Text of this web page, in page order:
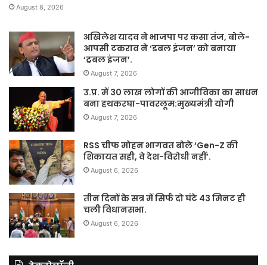
August 8, 2026
अखिलेश यादव ने भाजपा पर कसा तंज, बोले-
आपसी टकराव ने ‘डबल इंजन’ को बनाया
‘ट्रबल इंजन’.
August 7, 2026
उ.प्र. में 30 लाख लोगों की आजीविका का साधन
बना हथकरघा-पावरलूम:मुख्यमंत्री योगी
August 7, 2026
RSS चीफ मोहन भागवत बोले ‘Gen-Z की
शिकायत सही, वे देश-विरोधी नहीं’.
August 6, 2026
तीन दिनों के सत्र में सिर्फ दो घंटे 43 मिनट ही
चली विधानसभा.
August 6, 2026